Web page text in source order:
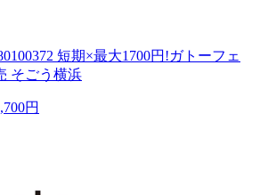
短期×最大1700円!ガトーフェ
そごう横浜
円